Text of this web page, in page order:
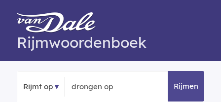
Rijmwoordenboek
Rijmt op Rijmen